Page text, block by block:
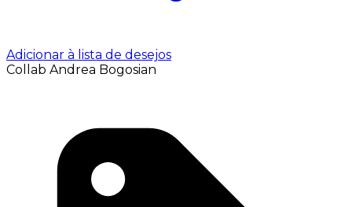
Adicionar à lista de desejos